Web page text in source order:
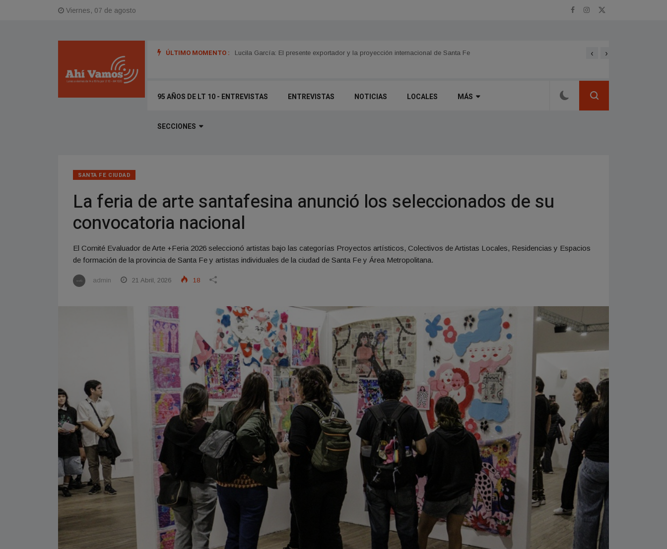
Viernes, 07 de agosto
ÚLTIMO MOMENTO :
santafesina Renata Reinheimer por su trayectoria y aporte a la Lucila García: El presente exportador y la proyección internacional de Santa Fe Alicia Libros: 29 años
‹ ›
95 AÑOS DE LT 10 - ENTREVISTAS ENTREVISTAS NOTICIAS LOCALES MÁS
SECCIONES
SANTA FE CIUDAD
La feria de arte santafesina anunció los seleccionados de su
convocatoria nacional
El Comité Evaluador de Arte +Feria 2026 seleccionó artistas bajo las categorías Proyectos artísticos, Colectivos de Artistas Locales, Residencias y Espacios
de formación de la provincia de Santa Fe y artistas individuales de la ciudad de Santa Fe y Área Metropolitana.
admin 21 Abril, 2026 18